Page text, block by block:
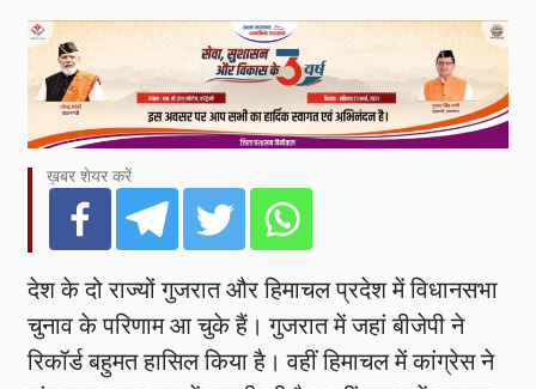
ख़बर शेयर करें
देश के दो राज्यों गुजरात और हिमाचल प्रदेश में विधानसभा
चुनाव के परिणाम आ चुके हैं। गुजरात में जहां बीजेपी ने
रिकॉर्ड बहुमत हासिल किया है। वहीं हिमाचल में कांग्रेस ने